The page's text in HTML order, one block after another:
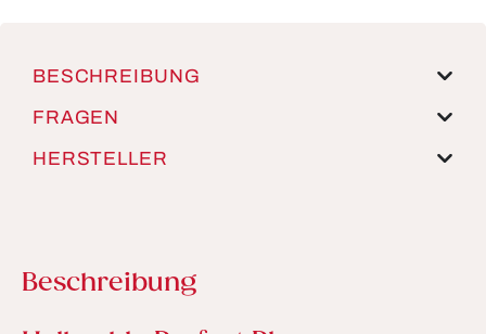
BESCHREIBUNG
FRAGEN
HERSTELLER
Beschreibung